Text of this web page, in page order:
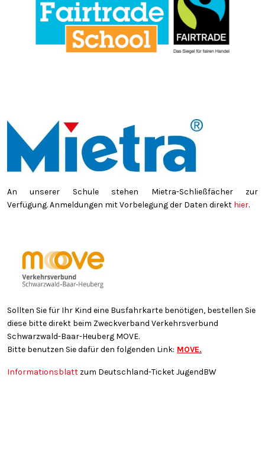
An unserer Schule stehen Mietra-Schließfächer zur
Verfügung. Anmeldungen mit Vorbelegung der Daten direkt hier.
Sollten Sie für Ihr Kind eine Busfahrkarte benötigen, bestellen Sie
diese bitte direkt beim Zweckverband Verkehrsverbund
Schwarzwald-Baar-Heuberg MOVE.
Bitte benutzen Sie dafür den folgenden Link: MOVE.
Informationsblatt zum Deutschland-Ticket JugendBW